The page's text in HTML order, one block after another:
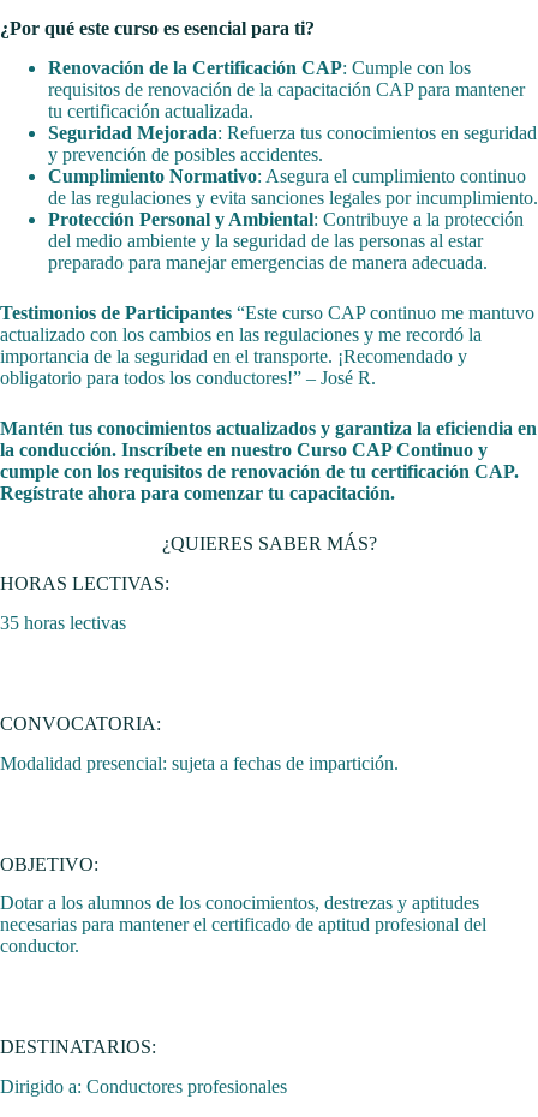
¿Por qué este curso es esencial para ti?
Renovación de la Certificación CAP: Cumple con los
requisitos de renovación de la capacitación CAP para mantener
tu certificación actualizada.
Seguridad Mejorada: Refuerza tus conocimientos en seguridad
y prevención de posibles accidentes.
Cumplimiento Normativo: Asegura el cumplimiento continuo
de las regulaciones y evita sanciones legales por incumplimiento.
Protección Personal y Ambiental: Contribuye a la protección
del medio ambiente y la seguridad de las personas al estar
preparado para manejar emergencias de manera adecuada.
Testimonios de Participantes “Este curso CAP continuo me mantuvo
actualizado con los cambios en las regulaciones y me recordó la
importancia de la seguridad en el transporte. ¡Recomendado y
obligatorio para todos los conductores!” – José R.
Mantén tus conocimientos actualizados y garantiza la eficiendia en
la conducción. Inscríbete en nuestro Curso CAP Continuo y
cumple con los requisitos de renovación de tu certificación CAP.
Regístrate ahora para comenzar tu capacitación.
¿QUIERES SABER MÁS?
HORAS LECTIVAS:
35 horas lectivas
CONVOCATORIA:
Modalidad presencial: sujeta a fechas de impartición.
OBJETIVO:
Dotar a los alumnos de los conocimientos, destrezas y aptitudes
necesarias para mantener el certificado de aptitud profesional del
conductor.
DESTINATARIOS:
Dirigido a: Conductores profesionales